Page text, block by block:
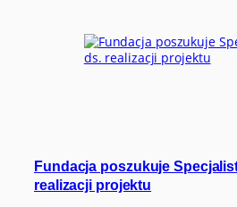
Fundacja poszukuje
realizacji projektu